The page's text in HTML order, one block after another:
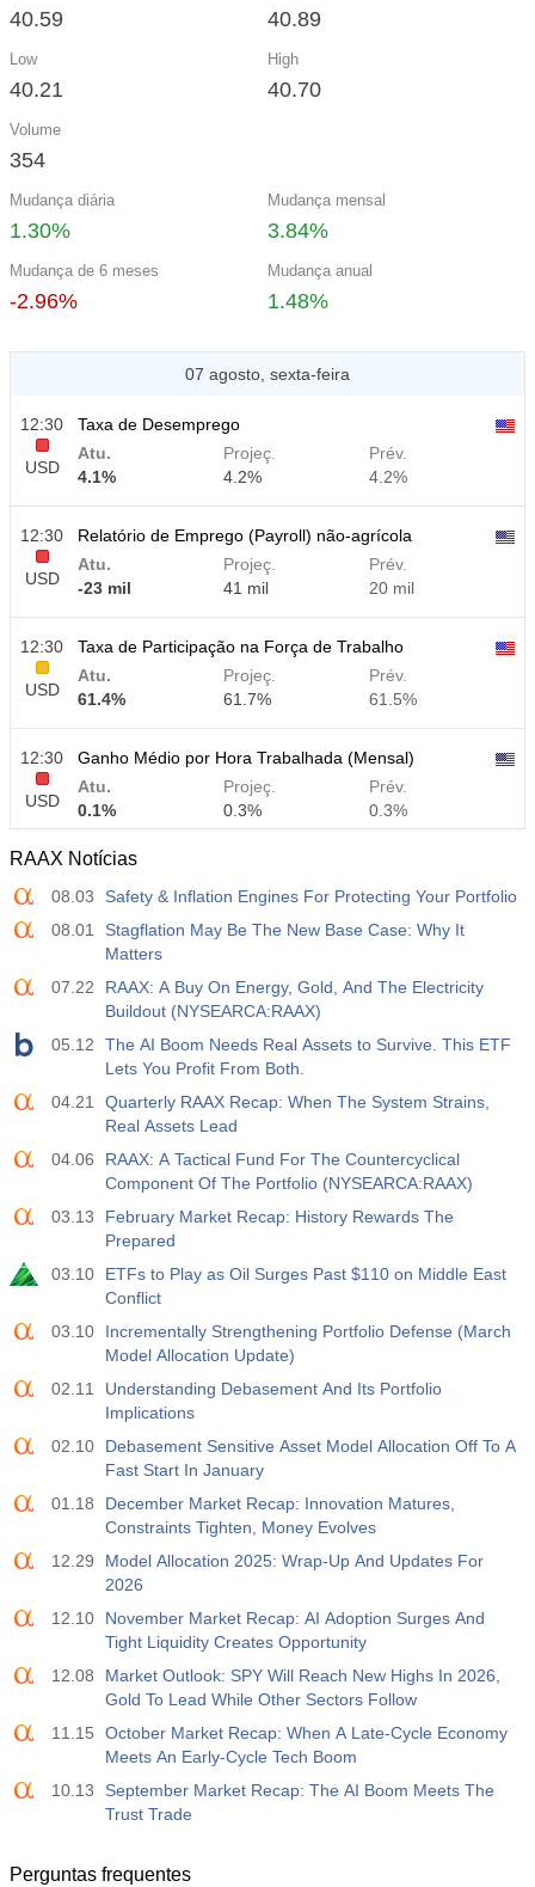
40.59 40.89
Low
40.21
High
40.70
Volume
354
Mudança diária
1.30%
Mudança mensal
3.84%
Mudança de 6 meses
-2.96%
Mudança anual
1.48%
07 agosto, sexta-feira
12:30
USD
Taxa de Desemprego
Atu.
4.1%
Projeç.
4.2%
Prév.
4.2%
12:30
USD
Relatório de Emprego (Payroll) não-agrícola
Atu.
-23 mil
Projeç.
41 mil
Prév.
20 mil
12:30
USD
Taxa de Participação na Força de Trabalho
Atu.
61.4%
Projeç.
61.7%
Prév.
61.5%
12:30
USD
Ganho Médio por Hora Trabalhada (Mensal)
Atu.
0.1%
Projeç.
0.3%
Prév.
0.3%
12:30
Ganho Médio por Hora Trabalhada (Anual)
Atu.
3.2%
Projeç.
3.5%
Prév.
3.5%
12:30
Relatório de Emprego - Payroll - Privado
Atu.
Projeç.
12:30
Atu.
Projeç.
Atu.
Hughes
Atu.
588
Projeç.
588
19:00
Mudança de Crédito ao Consumidor do Sistema de
Reserva Federal (FRS) (Mensal)
$​14.17 bilh
$​11.44 bilh
$​-1.08 bilh
19:30
USD
Ouro - Posições Líquidas de Especuladores no
Relatório da CFTC
Atu.
197.6 mil
Projeç.
Prév.
USD
Petróleo bruto - Posições Líquidas de Especuladores
no Relatório da CFTC
Atu.
Projeç.
USD
Atu.
RAAX Notícias
08.03
Safety & Inflation Engines For Protecting Your Portfolio
08.01
Stagflation May Be The New Base Case: Why It
Matters
07.22
RAAX: A Buy On Energy, Gold, And The Electricity
Buildout (NYSEARCA:RAAX)
05.12
The AI Boom Needs Real Assets to Survive. This ETF
Lets You Profit From Both.
04.21
Quarterly RAAX Recap: When The System Strains,
Real Assets Lead
04.06
RAAX: A Tactical Fund For The Countercyclical
Component Of The Portfolio (NYSEARCA:RAAX)
03.13
February Market Recap: History Rewards The
Prepared
03.10
ETFs to Play as Oil Surges Past $110 on Middle East
Conflict
03.10
Incrementally Strengthening Portfolio Defense (March
Model Allocation Update)
02.11
Understanding Debasement And Its Portfolio
Implications
02.10
Debasement Sensitive Asset Model Allocation Off To A
Fast Start In January
01.18
December Market Recap: Innovation Matures,
Constraints Tighten, Money Evolves
12.29
Model Allocation 2025: Wrap-Up And Updates For
2026
12.10
November Market Recap: AI Adoption Surges And
Tight Liquidity Creates Opportunity
12.08
Market Outlook: SPY Will Reach New Highs In 2026,
Gold To Lead While Other Sectors Follow
11.15
October Market Recap: When A Late-Cycle Economy
Meets An Early-Cycle Tech Boom
10.13
September Market Recap: The AI Boom Meets The
Trust Trade
Perguntas frequentes